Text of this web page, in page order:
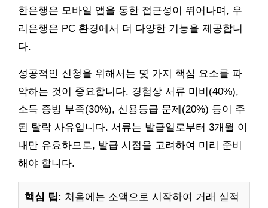
한은행은 모바일 앱을 통한 접근성이 뛰어나며, 우
리은행은 PC 환경에서 더 다양한 기능을 제공합니
다.
성공적인 신청을 위해서는 몇 가지 핵심 요소를 파
악하는 것이 중요합니다. 경험상 서류 미비(40%),
소득 증빙 부족(30%), 신용등급 문제(20%) 등이 주
된 탈락 사유입니다. 서류는 발급일로부터 3개월 이
내만 유효하므로, 발급 시점을 고려하여 미리 준비
해야 합니다.
핵심 팁: 처음에는 소액으로 시작하여 거래 실적